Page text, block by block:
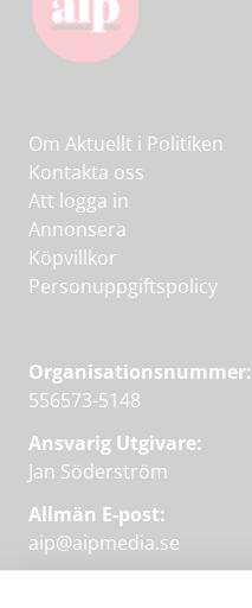
Om Aktuellt i Politiken
Kontakta oss
Att logga in
Annonsera
Köpvillkor
Personuppgiftspolicy
Organisationsnummer:
556573-5148
Ansvarig Utgivare:
Jan Söderström
Allmän E-post:
aip@aipmedia.se